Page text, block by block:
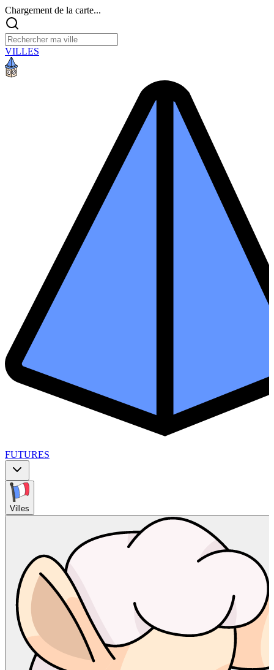
Chargement de la carte...
VILLES
FUTURES
Villes